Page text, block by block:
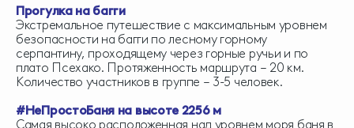
Прогулка на багги
Экстремальное путешествие с максимальным уровнем
безопасности на багги по лесному горному
серпантину, проходящему через горные ручьи и по
плато Псехако. Протяженность маршрута – 20 км.
Количество участников в группе – 3-5 человек.
#НеПростоБаня на высоте 2256 м
Самая высоко расположенная над уровнем моря баня в